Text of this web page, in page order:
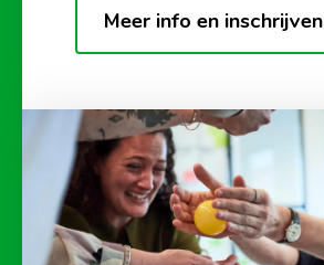
Meer info en inschrijven